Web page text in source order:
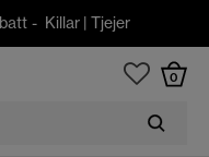
- Killar| Tjejer
0